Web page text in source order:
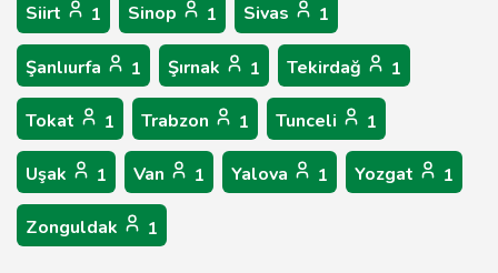
Siirt 1 Sinop 1 Sivas 1
Şanlıurfa 1 Şırnak 1 Tekirdağ 1
Tokat 1 Trabzon 1 Tunceli 1
Uşak 1 Van 1 Yalova 1 Yozgat 1
Zonguldak 1